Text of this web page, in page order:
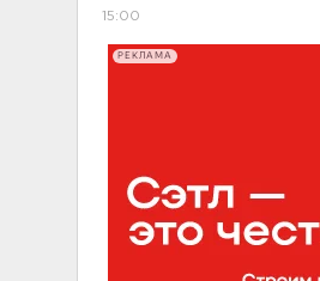
15:00
РЕКЛАМА